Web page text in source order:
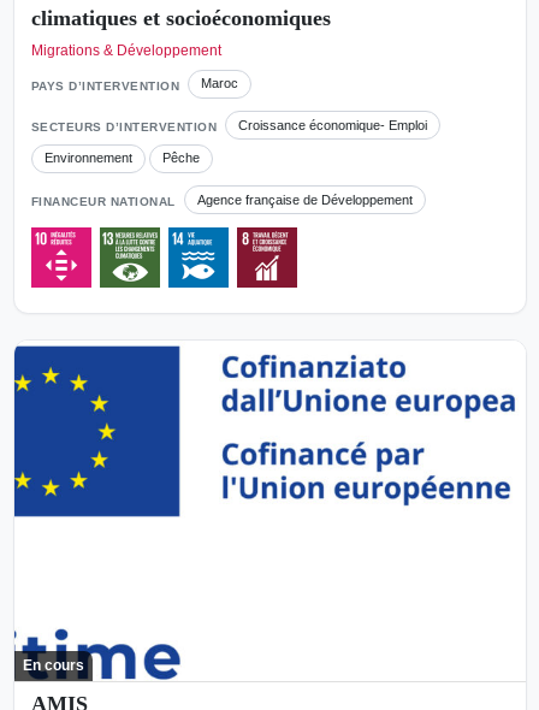
climatiques et socioéconomiques
Migrations & Développement
PAYS D’INTERVENTION Maroc
SECTEURS D’INTERVENTION Croissance économique- Emploi
Environnement Pêche
FINANCEUR NATIONAL Agence française de Développement
En cours
AMIS